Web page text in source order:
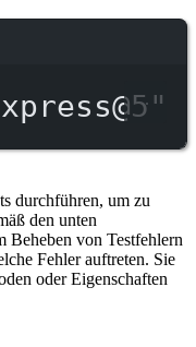
durchführen, um zu
den unten
Beheben von Testfehlern
Fehler auftreten. Sie
oder Eigenschaften